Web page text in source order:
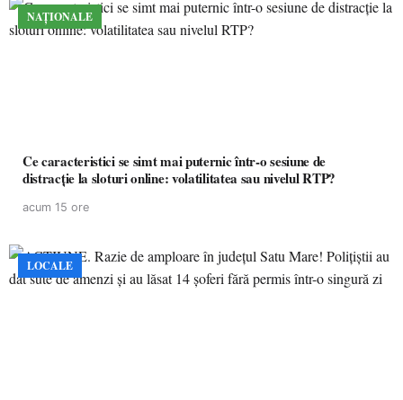
NAȚIONALE
Ce caracteristici se simt mai puternic într-o sesiune de
distracție la sloturi online: volatilitatea sau nivelul RTP?
acum 15 ore
LOCALE